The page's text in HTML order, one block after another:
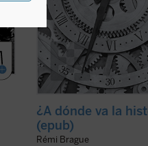
¿A dónde va la
(epub)
Rémi Brague